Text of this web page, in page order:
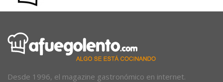
Desde 1996, el magazine gastronómico en internet.